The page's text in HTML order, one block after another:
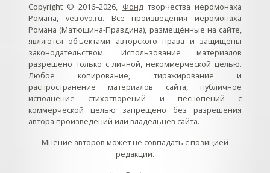
Copyright © 2016–2026, Фонд творчества иеромонаха
Романа, vetrovo.ru. Все произведения иеромонаха
Романа (Матюшина-Правдина), размещённые на сайте,
являются объектами авторского права и защищены
законодательством. Использование материалов
разрешено только с личной, некоммерческой целью.
Любое копирование, тиражирование и
распространение материалов сайта, публичное
исполнение стихотворений и песнопений с
коммерческой целью запрещено без разрешения
автора произведений или владельцев сайта.
Мнение авторов может не совпадать с позицией
редакции.